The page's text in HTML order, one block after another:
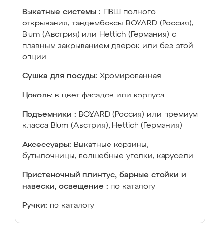
Выкатные системы :
ПВШ полного
открывания, тандембоксы BOYARD (Россия),
Blum (Австрия) или Hettich (Германия) с
плавным закрыванием дверок или без этой
опции
Сушка для посуды: Хромированная
Цоколь: в цвет фасадов или корпуса
Подъемники : BOYARD (Россия) или премиум
класса Blum (Австрия), Hettich (Германия)
Аксессуары: Выкатные корзины,
бутылочницы, волшебные уголки, карусели
Пристеночный плинтус, барные стойки и
навески, освещение : по каталогу
Ручки: по каталогу